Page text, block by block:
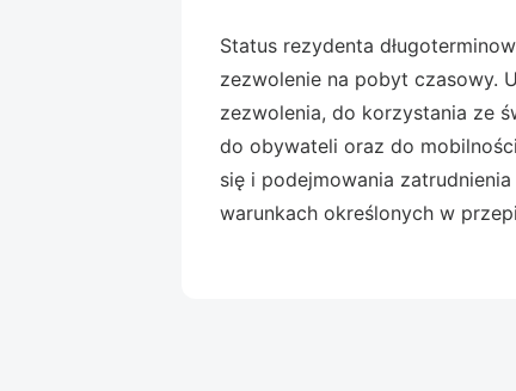
Status rezydenta
zezwolenie na pobyt czasowy.
zezwolenia, do korzystania ze
do obywateli oraz do
się i podejmowania
warunkach określonych w